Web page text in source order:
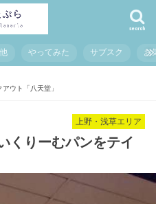
search
他 やってみた サブスク お
ウト「八天堂」
上野・浅草エリア
くりーむパンをテイ